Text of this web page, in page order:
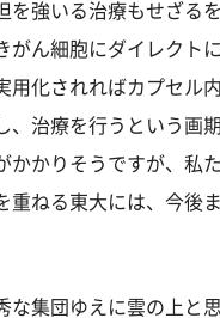
を強いる治療もせざる
がん細胞にダイレクト
用化されればカプセル
、治療を行うという画
かかりそうですが、私
重ねる東大には、今後
な集団ゆえに雲の上と